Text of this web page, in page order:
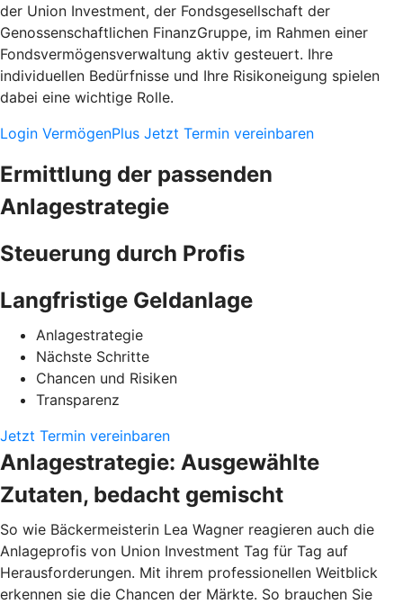
der Union Investment, der Fondsgesellschaft der
Genossenschaftlichen FinanzGruppe, im Rahmen einer
Fondsvermögensverwaltung aktiv gesteuert. Ihre
individuellen Bedürfnisse und Ihre Risikoneigung spielen
dabei eine wichtige Rolle.
Login VermögenPlus Jetzt Termin vereinbaren
Ermittlung der passenden
Anlagestrategie
Steuerung durch Profis
Langfristige Geldanlage
Anlagestrategie
Nächste Schritte
Chancen und Risiken
Transparenz
Jetzt Termin vereinbaren
Anlagestrategie: Ausgewählte
Zutaten, bedacht gemischt
So wie Bäckermeisterin Lea Wagner reagieren auch die
Anlageprofis von Union Investment Tag für Tag auf
Herausforderungen. Mit ihrem professionellen Weitblick
erkennen sie die Chancen der Märkte. So brauchen Sie